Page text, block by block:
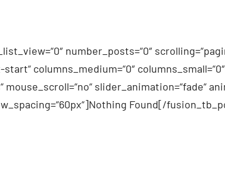
number_posts=“0″
columns_medium=“0″
mouse_scroll=“no“ slider_animation=“fade“
Found[/